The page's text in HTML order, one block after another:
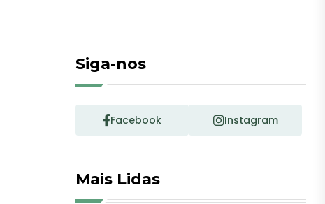
Siga-nos
Facebook Instagram
Mais Lidas